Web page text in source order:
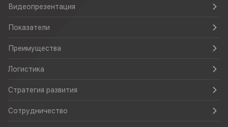
Видеопрезентация
Показатели
Преимущества
Логистика
Стратегия развития
Сотрудничество